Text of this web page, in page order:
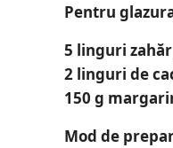
Pentru
5 linguri
2 linguri de
150 g
Mod de